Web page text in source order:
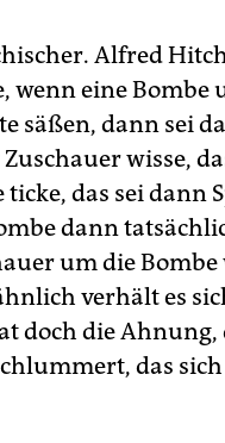
Alfred
wenn eine Bombe
säßen, dann sei
wisse,
ticke, das sei dann
dann
um die Bombe
verhält es
doch die Ahnung,
das